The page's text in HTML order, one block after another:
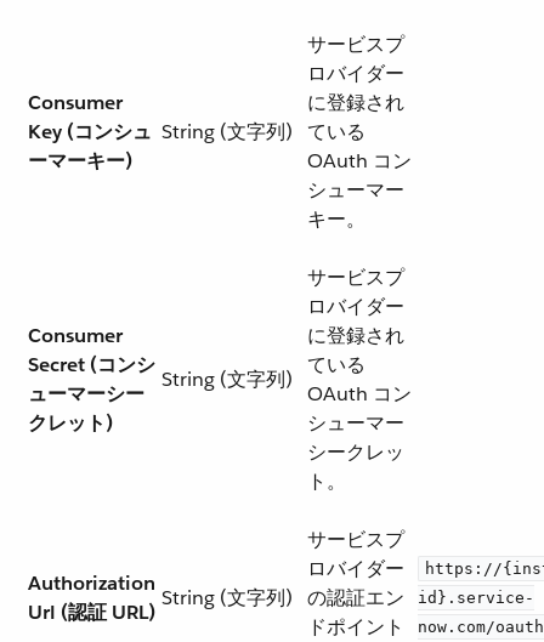
Consumer
Key (コンシュ
ーマーキー)
String (文字列)
サービスプ
ロバイダー
に登録され
ている
OAuth コン
シューマー
キー。
Consumer
Secret (コンシ
ューマーシー
クレット)
String (文字列)
サービスプ
ロバイダー
に登録され
ている
OAuth コン
シューマー
シークレッ
ト。
Authorization
Url (認証 URL)
String (文字列)
サービスプ
ロバイダー
の認証エン
ドポイント
https://
id}.service-
now.com/